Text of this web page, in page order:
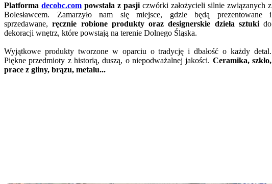
Platforma decobc.com powstała z pasji czwórki założycieli silnie związanych z
Bolesławcem. Zamarzyło nam się miejsce, gdzie będą prezentowane i
sprzedawane,ręcznie robione produkty oraz designerskie dzieła sztukido
dekoracji wnętrz, które powstają na terenie Dolnego Śląska.
Wyjątkowe produkty tworzone w oparciu o tradycję i dbałość o każdy detal.
Piękne przedmioty z historią, duszą, o niepodważalnej jakości. Ceramika, szkło,
prace z gliny, brązu, metalu...